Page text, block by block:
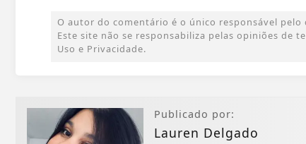
O autor do comentário é o único responsável
Este site não se responsabiliza pelas opiniões de
Uso e Privacidade.
Publicado por:
Lauren Delgado